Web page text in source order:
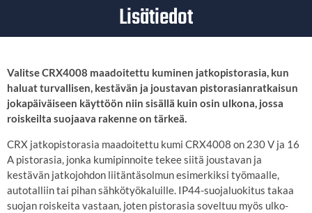
Lisätiedot
Valitse CRX4008 maadoitettu kuminen jatkopistorasia, kun
haluat turvallisen, kestävän ja joustavan pistorasianratkaisun
jokapäiväiseen käyttöön niin sisällä kuin osin ulkona, jossa
roiskeilta suojaava rakenne on tärkeä.
CRX jatkopistorasia maadoitettu kumi CRX4008 on 230 V ja 16
A pistorasia, jonka kumipinnoite tekee siitä joustavan ja
kestävän jatkojohdon liitäntäsolmun esimerkiksi työmaalle,
autotalliin tai pihan sähkötyökaluille. IP44-suojaluokitus takaa
suojan roiskeita vastaan, joten pistorasia soveltuu myös ulko-